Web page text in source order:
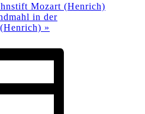
Mozart (Henrich)
in der
»